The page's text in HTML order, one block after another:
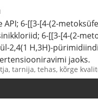
6-[[3-[4-(2-
6-[[3-[4-(2-
2,4(1 H,3H)-
jaoks.
tarnija, tehas, kõrge